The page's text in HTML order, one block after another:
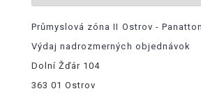
Průmyslová zóna II Ostrov -
Výdaj nadrozmerných objednávok
Dolní Žďár 104
363 01 Ostrov